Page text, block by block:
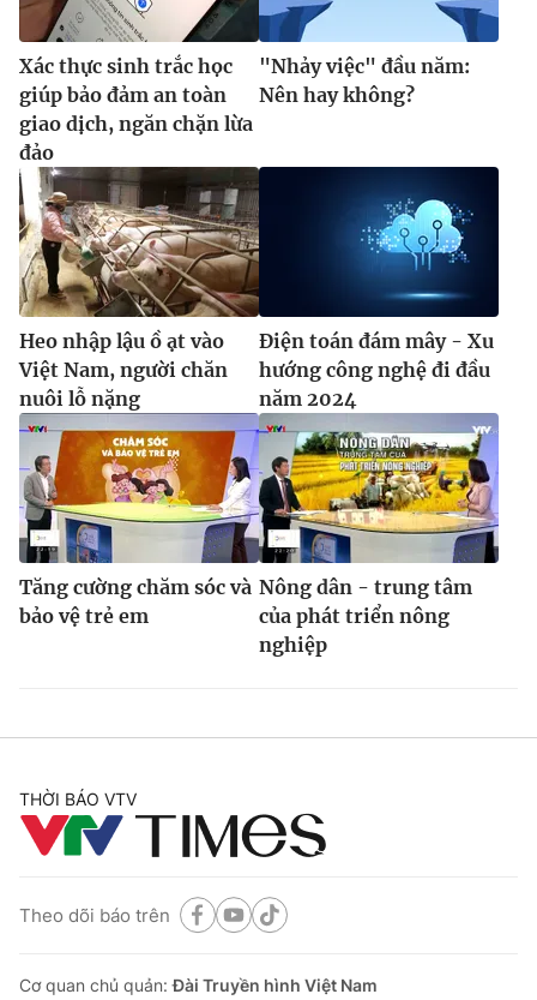
Ðiện thoại Thời báo VTV:024.66 897 897
Email:toasoan@vtv.vn
Liên hệ quảng cáo:024-7300.7108
® Cấm sao chép dưới mọi hình thức nếu không có sự chấp
thuận bằng văn bản. Ghi rõ nguồn VTV.vn khi phát hành lại
thông tin từ website này.
Xác thực sinh trắc học
giúp bảo đảm an toàn
giao dịch, ngăn chặn lừa
đảo
"Nhảy việc" đầu năm:
Nên hay không?
Heo nhập lậu ồ ạt vào
Việt Nam, người chăn
nuôi lỗ nặng
Điện toán đám mây - Xu
hướng công nghệ đi đầu
năm 2024
Tăng cường chăm sóc và
bảo vệ trẻ em
Nông dân - trung tâm
của phát triển nông
nghiệp
THỜI BÁO VTV
Theo dõi báo trên
Cơ quan chủ quản:Đài Truyền hình Việt Nam